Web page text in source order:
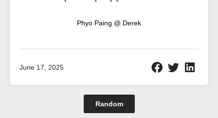
Phyo Paing @ Derek
June 17, 2025
Random